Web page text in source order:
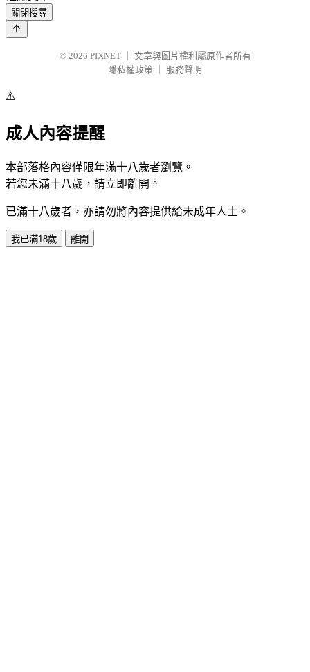
關閉搜尋
© 2026 PIXNET
文章與圖片權利屬原作者所有
隱私權政策
服務聲明
⚠️
成人內容提醒
本部落格內容僅限年滿十八歲者瀏覽。
若您未滿十八歲，請立即離開。
已滿十八歲者，亦請勿將內容提供給未成年人士。
我已滿18歲 離開